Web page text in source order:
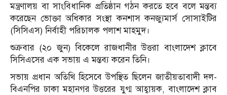
মন্ত্রণালয় বা সাংবিধানিক প্রতিষ্ঠান গঠন করতে হবে বলে মন্তব্য
করেছেন ভোক্তা অধিকার সংস্থা কনশাস কনজ্যুমার্স সোসাইটির
(সিসিএস) নির্বাহী পরিচালক পলাশ মাহমুদ।
শুক্রবার (২০ জুন) বিকেলে রাজধানীর উত্তরা বাংলাদেশ ক্লাবে
সিসিএসের এক সভায় এ মন্তব্য করেন তিনি।
সভায় প্রধান অতিথি হিসেবে উপস্থিত ছিলেন জাতীয়তাবাদী দল-
বিএনপির ঢাকা মহানগর উত্তরের যুগ্ম আহ্বায়ক, বাংলাদেশ ক্লাব